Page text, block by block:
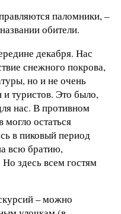
паломники, –
обители.
декабря. Нас
снежного покрова,
но и не очень
туристов. Это было,
нас. В противном
могло остаться
в пиковый период
всю братию,
Но здесь всем гостям
– можно